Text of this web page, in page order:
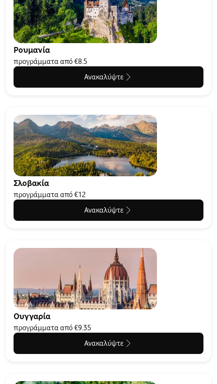
Ρουμανία
προγράμματα από €8.5
Ανακαλύψτε
Σλοβακία
προγράμματα από €12
Ανακαλύψτε
Ουγγαρία
προγράμματα από €9.35
Ανακαλύψτε